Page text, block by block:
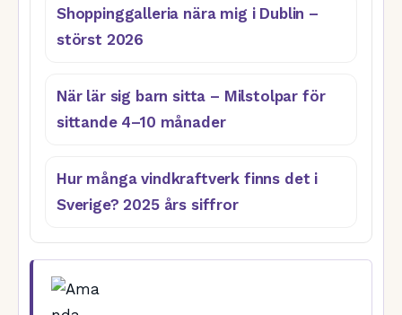
Shoppinggalleria nära mig i Dublin –
störst 2026
När lär sig barn sitta – Milstolpar för
sittande 4–10 månader
Hur många vindkraftverk finns det i
Sverige? 2025 års siffror